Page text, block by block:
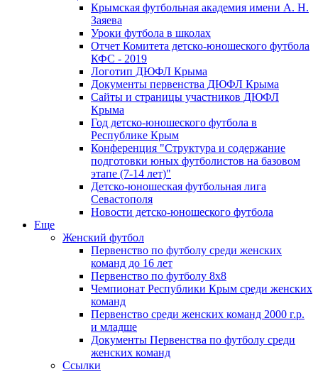
Крымская футбольная академия имени А. Н.
Заяева
Уроки футбола в школах
Отчет Комитета детско-юношеского футбола
КФС - 2019
Логотип ДЮФЛ Крыма
Документы первенства ДЮФЛ Крыма
Сайты и страницы участников ДЮФЛ
Крыма
Год детско-юношеского футбола в
Республике Крым
Конференция "Структура и содержание
подготовки юных футболистов на базовом
этапе (7-14 лет)"
Детско-юношеская футбольная лига
Севастополя
Новости детско-юношеского футбола
Еще
Женский футбол
Первенство по футболу среди женских
команд до 16 лет
Первенство по футболу 8х8
Чемпионат Республики Крым среди женских
команд
Первенство среди женских команд 2000 г.р.
и младше
Документы Первенства по футболу среди
женских команд
Ссылки